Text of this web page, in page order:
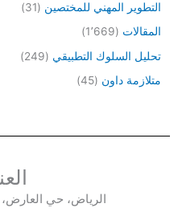
التطوير المهني للمختصين (31)
المقالات (1٬669)
تحليل السلوك التطبيقي (249)
متلازمة داون (45)
الرياض، حي العارض،